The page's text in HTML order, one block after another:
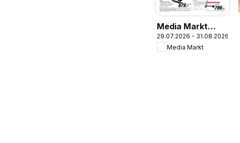
Media Markt
Angebote
29.07.2026 - 31.08.2026
Media Markt